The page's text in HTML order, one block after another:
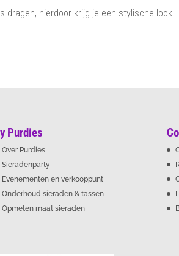
dragen, hierdoor krijg je een stylische look.
Purdies
Over Purdies
Sieradenparty
Evenementen en verkooppunt
Onderhoud sieraden & tassen
Opmeten maat sieraden